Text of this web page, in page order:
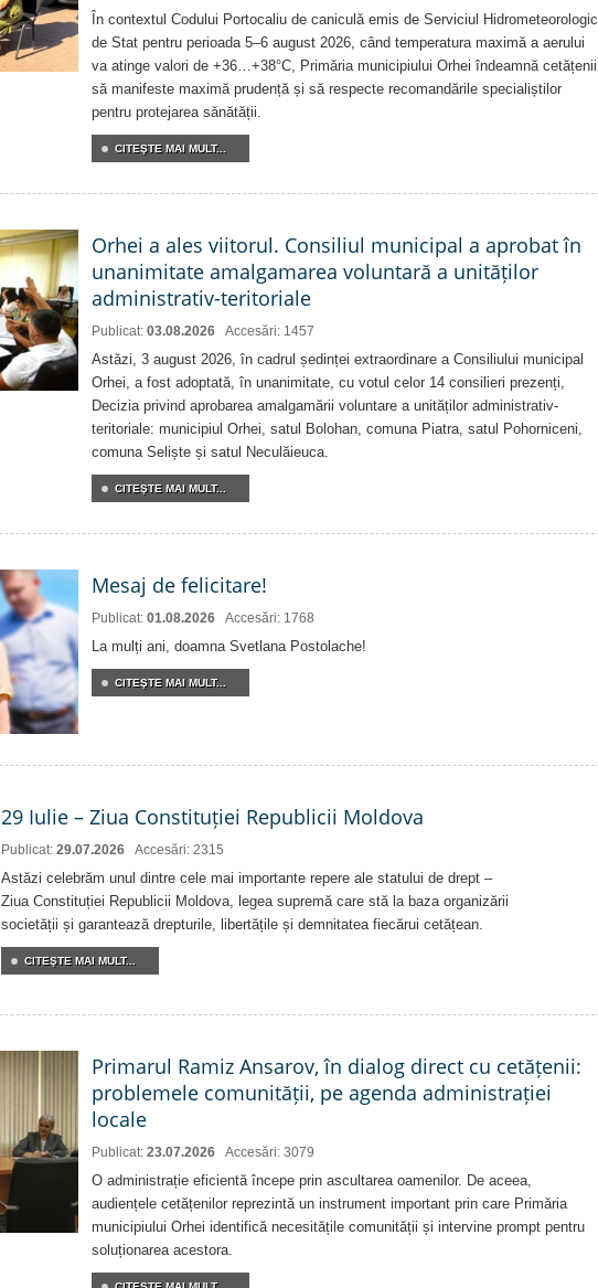
În contextul Codului Portocaliu de caniculă emis de Serviciul Hidrometeorologic
de Stat pentru perioada 5–6 august 2026, când temperatura maximă a aerului
va atinge valori de +36…+38°C, Primăria municipiului Orhei îndeamnă cetățenii
să manifeste maximă prudență și să respecte recomandările specialiștilor
pentru protejarea sănătății.
CITEŞTE MAI MULT...
Orhei a ales viitorul. Consiliul municipal a aprobat în
unanimitate amalgamarea voluntară a unităților
administrativ-teritoriale
Publicat: 03.08.2026 Accesări: 1457
Astăzi, 3 august 2026, în cadrul ședinței extraordinare a Consiliului municipal
Orhei, a fost adoptată, în unanimitate, cu votul celor 14 consilieri prezenți,
Decizia privind aprobarea amalgamării voluntare a unităților administrativ-
teritoriale: municipiul Orhei, satul Bolohan, comuna Piatra, satul Pohorniceni,
comuna Seliște și satul Neculăieuca.
CITEŞTE MAI MULT...
Mesaj de felicitare!
Publicat: 01.08.2026 Accesări: 1768
La mulți ani, doamna Svetlana Postolache!
CITEŞTE MAI MULT...
29 Iulie – Ziua Constituției Republicii Moldova
Publicat: 29.07.2026 Accesări: 2315
Astăzi celebrăm unul dintre cele mai importante repere ale statului de drept –
Ziua Constituției Republicii Moldova, legea supremă care stă la baza organizării
societății și garantează drepturile, libertățile și demnitatea fiecărui cetățean.
CITEŞTE MAI MULT...
Primarul Ramiz Ansarov, în dialog direct cu cetățenii:
problemele comunității, pe agenda administrației
locale
Publicat: 23.07.2026 Accesări: 3079
O administrație eficientă începe prin ascultarea oamenilor. De aceea,
audiențele cetățenilor reprezintă un instrument important prin care Primăria
municipiului Orhei identifică necesitățile comunității și intervine prompt pentru
soluționarea acestora.